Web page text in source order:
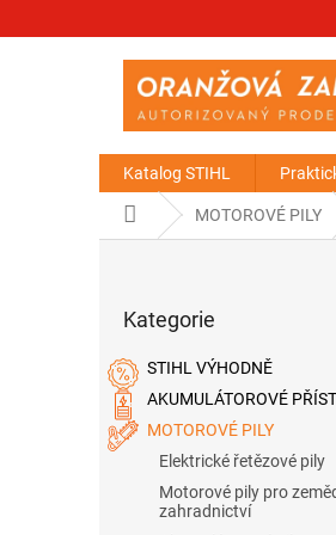
Katalog STIHL
Domů MOTOROVÉ PILY
a
n
kategorie
Kategorie
STIHL VÝHODNĚ
AKUMULÁTOROVÉ
MOTOROVÉ PILY
Elektrické řetězové pily
Motorové pily pro
zahradnictví